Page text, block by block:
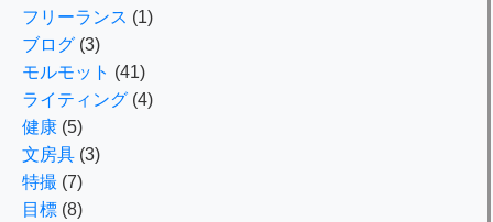
フリーランス (1)
ブログ (3)
モルモット (41)
ライティング (4)
健康 (5)
文房具 (3)
特撮 (7)
目標 (8)